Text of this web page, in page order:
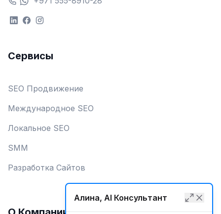
Сервисы
SEO Продвижение
Международное SEO
Локальное SEO
SMM
Разработка Сайтов
Алина, AI Консультант